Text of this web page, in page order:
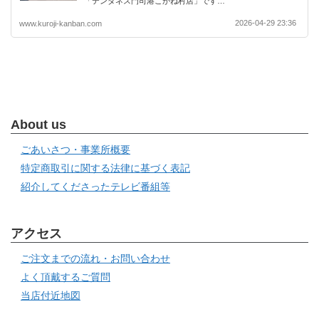
www.kuroji-kanban.com 2026-04-29 23:36
About us
ごあいさつ・事業所概要
特定商取引に関する法律に基づく表記
紹介してくださったテレビ番組等
アクセス
ご注文までの流れ・お問い合わせ
よく頂戴するご質問
当店付近地図